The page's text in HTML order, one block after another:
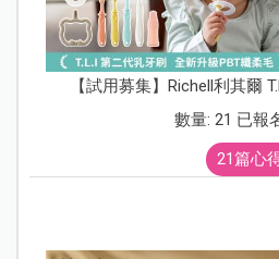
【試用募集】Richell利其爾
數量: 21 已報
21篇心